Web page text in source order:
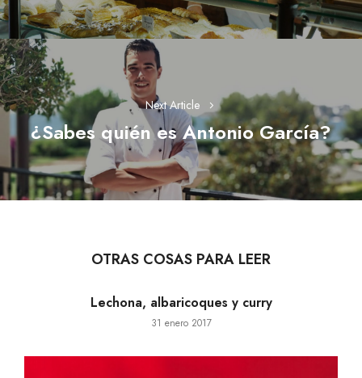
Next Article
Next
post:
¿Sabes quién es Antonio García?
OTRAS COSAS PARA LEER
Lechona, albaricoques y curry
31 enero 2017